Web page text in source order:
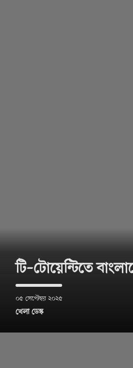
টি–টোয়েন্টিতে
০৫ সেপ্টেম্বর ২০২৫
খেলা ডেস্ক